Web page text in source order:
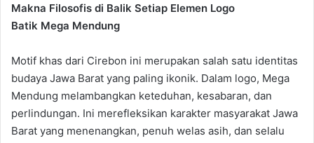
Makna Filosofis di Balik Setiap Elemen Logo
Batik Mega Mendung
Motif khas dari Cirebon ini merupakan salah satu identitas
budaya Jawa Barat yang paling ikonik. Dalam logo, Mega
Mendung melambangkan keteduhan, kesabaran, dan
perlindungan. Ini merefleksikan karakter masyarakat Jawa
Barat yang menenangkan, penuh welas asih, dan selalu